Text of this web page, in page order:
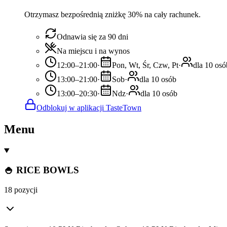
Otrzymasz bezpośrednią zniżkę 30% na cały rachunek.
Odnawia się za 90 dni
Na miejscu i na wynos
12:00–21:00· Pon, Wt, Śr, Czw, Pt·
dla 10
13:00–21:00· Sob·
dla 10 osób
13:00–20:30· Ndz·
dla 10 osób
Odblokuj w aplikacji TasteTown
Menu
🍚 RICE BOWLS
18 pozycji